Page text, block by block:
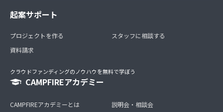
起案サポート
プロジェクトを作る
資料請求
スタッフに相談する
クラウドファンディングのノウハウを無料で学ぼう
CAMPFIREアカデミー
CAMPFIREアカデミーとは
説明会・相談会